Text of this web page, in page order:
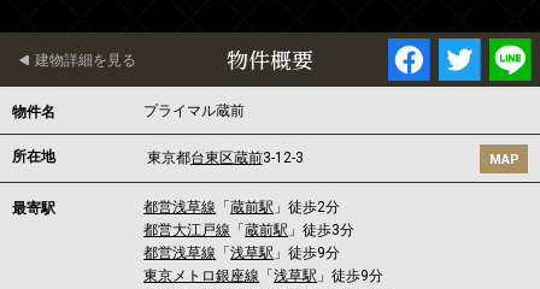
物件概要
建物詳細を見る
物件名 プライマル蔵前
所在地 東京都台東区蔵前3-12-3 MAP
最寄駅 都営浅草線 「蔵前駅 」徒歩2分
都営大江戸線 「蔵前駅 」徒歩3分
都営浅草線 「浅草駅 」徒歩9分
東京メトロ銀座線 「浅草駅 」徒歩9分